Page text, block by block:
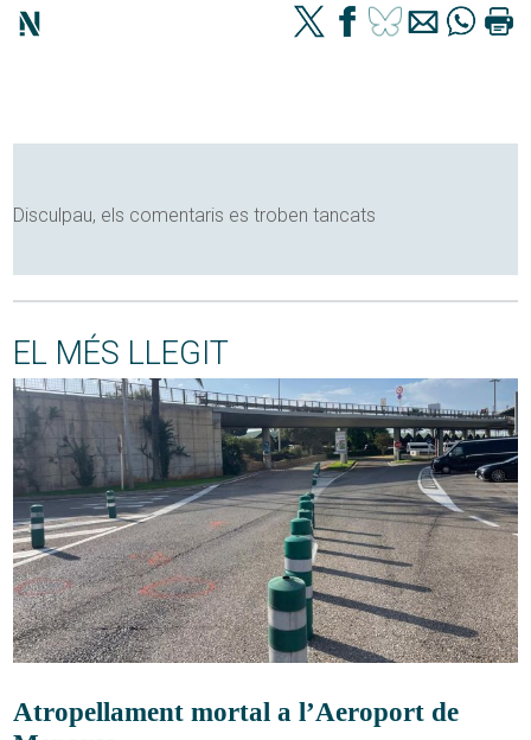
Disculpau, els comentaris es troben tancats
EL MÉS LLEGIT
Atropellament mortal a l’Aeroport de